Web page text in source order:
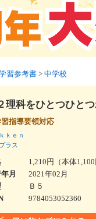
習参考書 > 中学校
理科をひとつひと
指導要領対応
ｋｅｎ
ラス
1,210円（本体1,100
月
2021年02月
Ｂ５
9784053052360